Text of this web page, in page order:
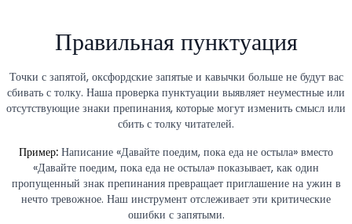
Правильная пунктуация
Точки с запятой, оксфордские запятые и кавычки больше не будут вас
сбивать с толку. Наша проверка пунктуации выявляет неуместные или
отсутствующие знаки препинания, которые могут изменить смысл или
сбить с толку читателей.
Пример: Написание «Давайте поедим, пока еда не остыла» вместо
«Давайте поедим, пока еда не остыла» показывает, как один
пропущенный знак препинания превращает приглашение на ужин в
нечто тревожное. Наш инструмент отслеживает эти критические
ошибки с запятыми.